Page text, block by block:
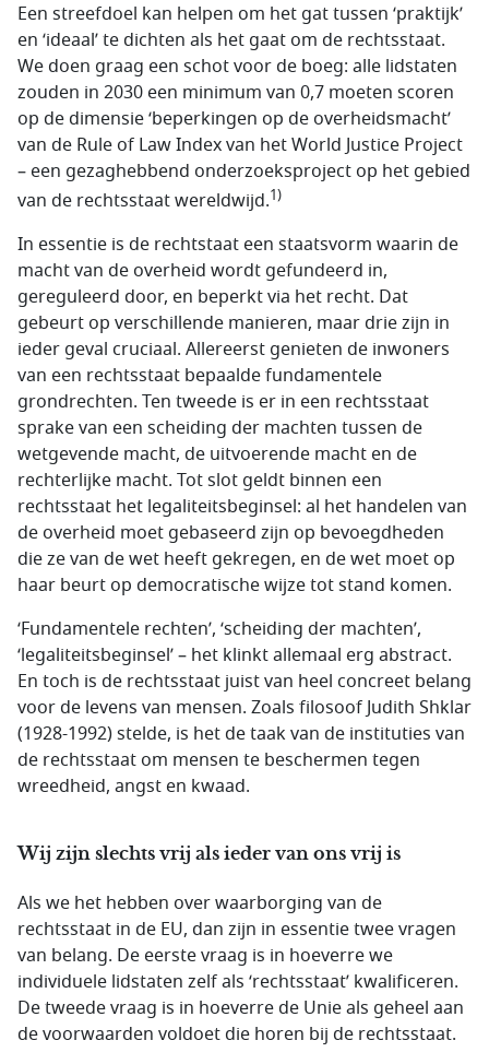
Een streefdoel kan helpen om het gat tussen ‘praktijk’
en ‘ideaal’ te dichten als het gaat om de rechtsstaat.
We doen graag een schot voor de boeg: alle lidstaten
zouden in 2030 een minimum van 0,7 moeten scoren
op de dimensie ‘beperkingen op de overheidsmacht’
van de Rule of Law Index van het World Justice Project
– een gezaghebbend onderzoeksproject op het gebied
van de rechtsstaat wereldwijd.1)
In essentie is de rechtstaat een staatsvorm waarin de
macht van de overheid wordt gefundeerd in,
gereguleerd door, en beperkt via het recht. Dat
gebeurt op verschillende manieren, maar drie zijn in
ieder geval cruciaal. Allereerst genieten de inwoners
van een rechtsstaat bepaalde fundamentele
grondrechten. Ten tweede is er in een rechtsstaat
sprake van een scheiding der machten tussen de
wetgevende macht, de uitvoerende macht en de
rechterlijke macht. Tot slot geldt binnen een
rechtsstaat het legaliteitsbeginsel: al het handelen van
de overheid moet gebaseerd zijn op bevoegdheden
die ze van de wet heeft gekregen, en de wet moet op
haar beurt op democratische wijze tot stand komen.
‘Fundamentele rechten’, ‘scheiding der machten’,
‘legaliteitsbeginsel’ – het klinkt allemaal erg abstract.
En toch is de rechtsstaat juist van heel concreet belang
voor de levens van mensen. Zoals filosoof Judith Shklar
(1928-1992) stelde, is het de taak van de instituties van
de rechtsstaat om mensen te beschermen tegen
wreedheid, angst en kwaad.
Wij zijn slechts vrij als ieder van ons vrij is
Als we het hebben over waarborging van de
rechtsstaat in de EU, dan zijn in essentie twee vragen
van belang. De eerste vraag is in hoeverre we
individuele lidstaten zelf als ‘rechtsstaat’ kwalificeren.
De tweede vraag is in hoeverre de Unie als geheel aan
de voorwaarden voldoet die horen bij de rechtsstaat.